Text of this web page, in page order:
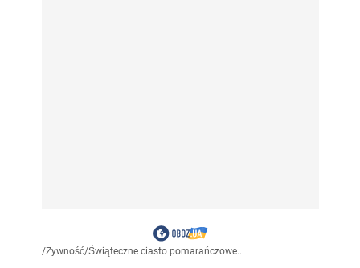
/Żywność/Świąteczne ciasto pomarańczowe...